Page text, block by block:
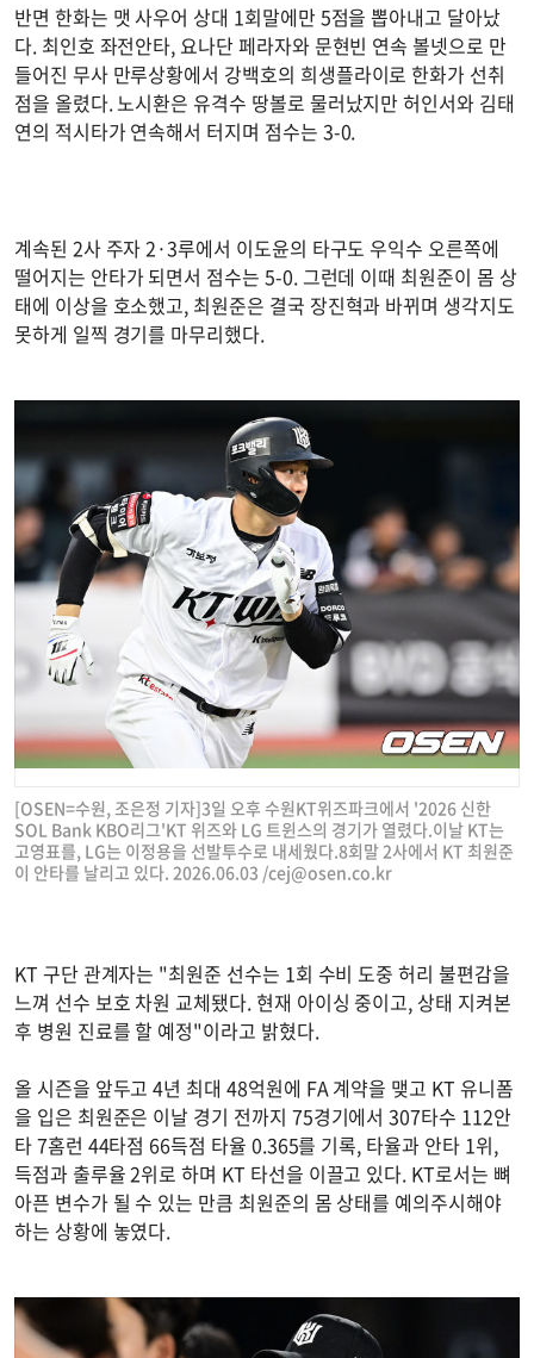
반면 한화는 맷 사우어 상대 1회말에만 5점을 뽑아내고 달아났
다. 최인호 좌전안타, 요나단 페라자와 문현빈 연속 볼넷으로 만
들어진 무사 만루상황에서 강백호의 희생플라이로 한화가 선취
점을 올렸다. 노시환은 유격수 땅볼로 물러났지만 허인서와 김태
연의 적시타가 연속해서 터지며 점수는 3-0.
계속된 2사 주자 2·3루에서 이도윤의 타구도 우익수 오른쪽에
떨어지는 안타가 되면서 점수는 5-0. 그런데 이때 최원준이 몸 상
태에 이상을 호소했고, 최원준은 결국 장진혁과 바뀌며 생각지도
못하게 일찍 경기를 마무리했다.
[OSEN=수원, 조은정 기자]3일 오후 수원KT위즈파크에서 '2026 신한
SOL Bank KBO리그'KT 위즈와 LG 트윈스의 경기가 열렸다.이날 KT는
고영표를, LG는 이정용을 선발투수로 내세웠다.8회말 2사에서 KT 최원준
이 안타를 날리고 있다. 2026.06.03 /cej@osen.co.kr
KT 구단 관계자는 "최원준 선수는 1회 수비 도중 허리 불편감을
느껴 선수 보호 차원 교체됐다. 현재 아이싱 중이고, 상태 지켜본
후 병원 진료를 할 예정"이라고 밝혔다.
올 시즌을 앞두고 4년 최대 48억원에 FA 계약을 맺고 KT 유니폼
을 입은 최원준은 이날 경기 전까지 75경기에서 307타수 112안
타 7홈런 44타점 66득점 타율 0.365를 기록, 타율과 안타 1위,
득점과 출루율 2위로 하며 KT 타선을 이끌고 있다. KT로서는 뼈
아픈 변수가 될 수 있는 만큼 최원준의 몸 상태를 예의주시해야
하는 상황에 놓였다.